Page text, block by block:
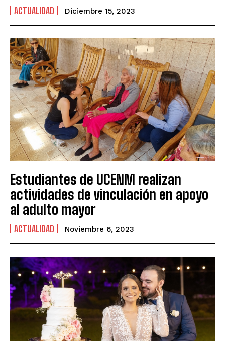
ACTUALIDAD Diciembre 15, 2023
Estudiantes de UCENM realizan
actividades de vinculación en apoyo
al adulto mayor
ACTUALIDAD Noviembre 6, 2023